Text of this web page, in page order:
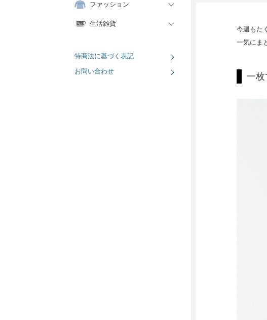
ファッション
生活雑貨
特商法に基づく表記
お問い合わせ
今週もた
一気にま
一枚